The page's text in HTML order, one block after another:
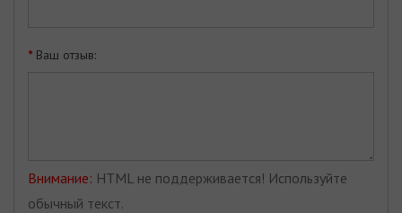
Ваш отзыв:
Внимание: HTML не поддерживается! Используйте
обычный текст.